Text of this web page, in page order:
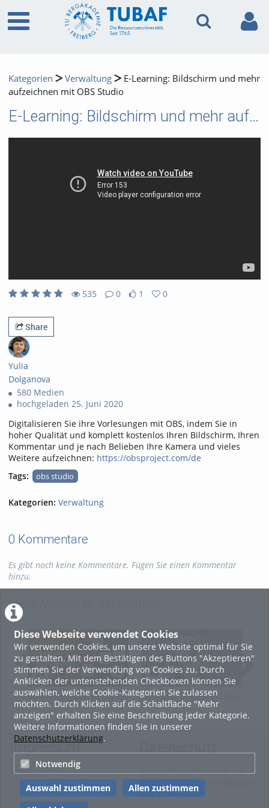
Diese Webseite verwendet Cookies
Wir verwenden Cookies, um unsere Website optimal für Sie
zu gestalten. Mit dem Bestätigen des Buttons "Akzeptieren"
stimmen Sie der Verwendung von Cookies zu. Durch
Anklicken der untenstehenden Checkboxen können Sie
auswählen, welche Cookie-Kategorien Sie zulassen
möchten. Durch Klicken auf die Schaltfläche "Mehr
anzeigen" erhalten Sie eine Beschreibung jeder Kategorie.
Weitere Informationen finden Sie in unserer
Datenschutzerklärung.
Notwendig
Auswahl zustimmen
Allen zustimmen
Kategorien Verwaltung
E-Learning: Bildschirm und mehr
aufzeichnen mit OBS Studio
E-Learning: Bildschirm und mehr aufzeichnen mit OBS Studio
535
0
1
0
Share
Yulia
Dolganova
580 Medien
hochgeladen 25. Juni 2020
Digitalisieren Sie ihre Vorlesungen mit OBS, indem Sie in
hoher Qualität und komplett kostenlos Ihren Bildschirm, Ihren
Kommentar und je nach Belieben Ihre Kamera und vieles
Weitere aufzeichnen: https://obsproject.com/de
Tags:
obs studio
Kategorien: Verwaltung
0 Kommentare
Es gibt noch keine Kommentare. Fügen Sie einen Kommentar
hinzu.
Mehr Medien in "Verwaltung"
Aufgabentypen in ONYX
Girls Day TUBAF: Ein Tag
als
Keramikwissenschaftlerin
Impressum
Impressum
Datenschutzerklärung für
diese ViMP-basierte Website
inkl. Unterseiten